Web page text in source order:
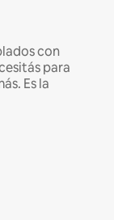
con
para
Es la